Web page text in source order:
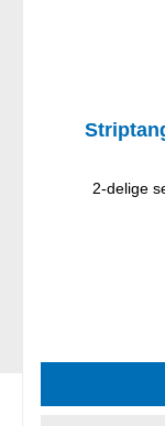
2-delige
Gemiddelde